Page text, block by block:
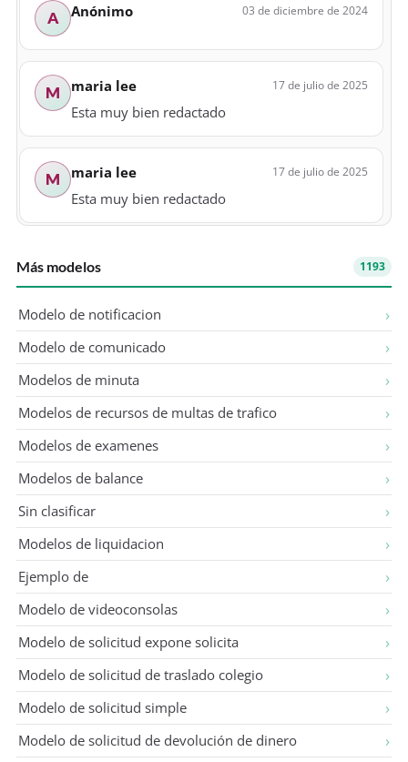
A Anónimo 03 de diciembre de 2024
M maria lee 17 de julio de 2025
Esta muy bien redactado
M maria lee 17 de julio de 2025
Esta muy bien redactado
Más modelos 1193
Modelo de notificacion
Modelo de comunicado
Modelos de minuta
Modelos de recursos de multas de trafico
Modelos de examenes
Modelos de balance
Sin clasificar
Modelos de liquidacion
Ejemplo de
Modelo de videoconsolas
Modelo de solicitud expone solicita
Modelo de solicitud de traslado colegio
Modelo de solicitud simple
Modelo de solicitud de devolución de dinero